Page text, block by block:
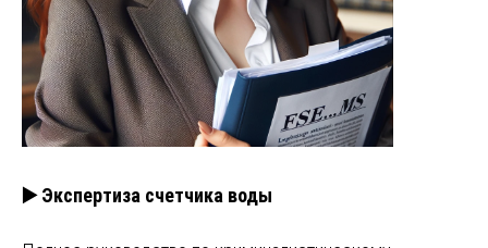
▶️ Экспертиза счетчика воды